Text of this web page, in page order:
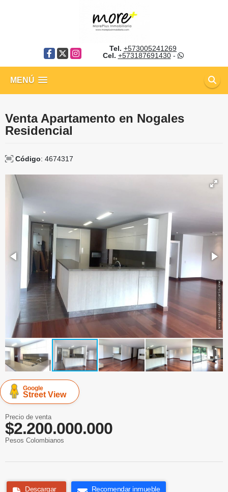
Facebook
X Instagram
Tel. +573005241269
Cel. +573187691430-
MENÚ
Venta Apartamento en Nogales
Residencial
Código: 4674317
Google
Street View
Precio de venta
$2.200.000.000
Pesos Colombianos
Descargar
Recomendar inmueble